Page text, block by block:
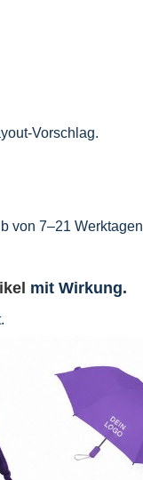
Vorschlag.
von 7–21
mit Wirkung.